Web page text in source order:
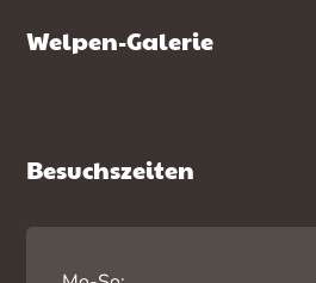
Welpen-Galerie
Besuchszeiten